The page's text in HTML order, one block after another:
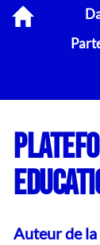
Auteur de